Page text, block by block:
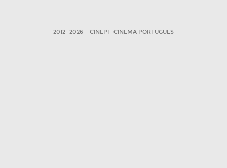
2012—2026 CINEPT-CINEMA PORTUGUES